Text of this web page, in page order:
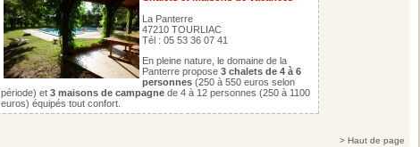
La Panterre
47210 TOURLIAC
Tél : 05 53 36 07 41
En pleine nature, le domaine de la
Panterre propose 3 chalets de 4 à 6
personnes (250 à 550 euros selon
période) et 3 maisons de campagne de 4 à 12 personnes (250 à 1100
euros) équipés tout confort.
> Haut de page